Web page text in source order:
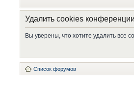
Удалить cookies конференции
Вы уверены, что хотите удалить все
Список форумов